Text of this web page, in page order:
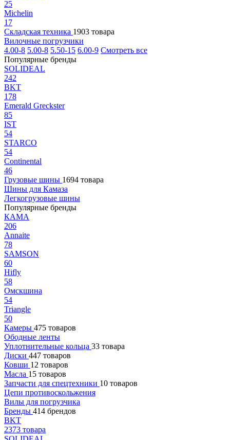
25
Michelin
17
Складская техника 1903 товара
Вилочные погрузчики
4.00-8 5.00-8 5.50-15 6.00-9 Смотреть все
Популярные бренды
SOLIDEAL
242
BKT
178
Emerald Greckster
85
IST
54
STARCO
54
Continental
46
Грузовые шины 1694 товара
Шины для Камаза
Легкогрузовые шины
Популярные бренды
КАМА
206
Annaite
78
SAMSON
60
Hifly
58
Омскшина
54
Triangle
50
Камеры 475 товаров
Ободные ленты
Уплотнительные кольца 33 товара
Диски 447 товаров
Ковши 12 товаров
Масла 15 товаров
Запчасти для спецтехники 10 товаров
Цепи противоскольжения
Вилы для погрузчика
Бренды 414 брендов
BKT
2373 товара